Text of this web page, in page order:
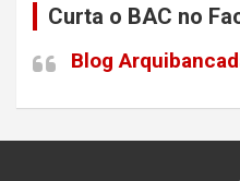
Curta o BAC no
Blog